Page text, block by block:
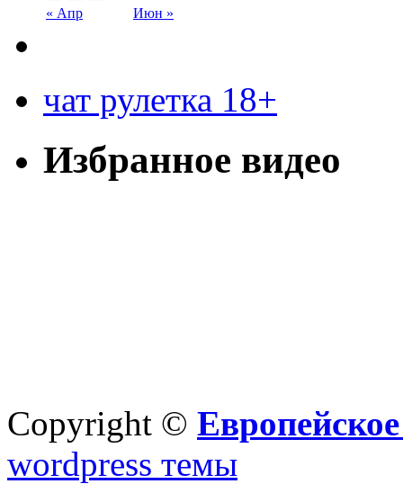
« Апр Июн »
чат рулетка 18+
Избранное видео
Copyright ©
wordpress темы